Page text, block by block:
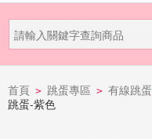
新
品
上
首頁 > 跳蛋專區 > 有線跳蛋
跳蛋-紫色